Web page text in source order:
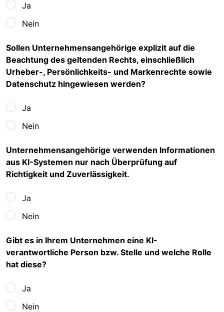
Ja
Nein
Sollen Unternehmensangehörige explizit auf die
Beachtung des geltenden Rechts, einschließlich
Urheber-, Persönlichkeits- und Markenrechte sowie
Datenschutz hingewiesen werden?
Ja
Nein
Unternehmensangehörige verwenden Informationen
aus KI-Systemen nur nach Überprüfung auf
Richtigkeit und Zuverlässigkeit.
Ja
Nein
Gibt es in Ihrem Unternehmen eine KI-
verantwortliche Person bzw. Stelle und welche Rolle
hat diese?
Ja
Nein